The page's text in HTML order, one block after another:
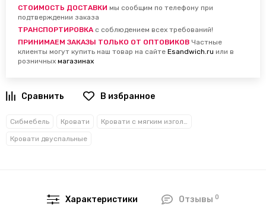
СТОИМОСТЬ ДОСТАВКИ мы сообщим по телефону при
подтверждении заказа
ТРАНСПОРТИРОВКА с соблюдением всех требований!
ПРИНИМАЕМ ЗАКАЗЫ ТОЛЬКО ОТ ОПТОВИКОВ Частные
клиенты могут купить наш товар на сайте Esandwich.ru или в
розничных магазинах
В избранное
Сибмебель Кровати Кровати с мягким изголовьем
Кровати двуспальные
Характеристики Отзывы 0